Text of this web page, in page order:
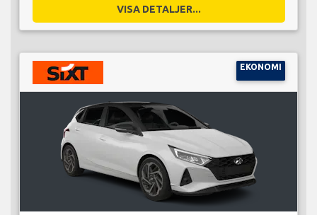
VISA DETALJER...
EKONOMI